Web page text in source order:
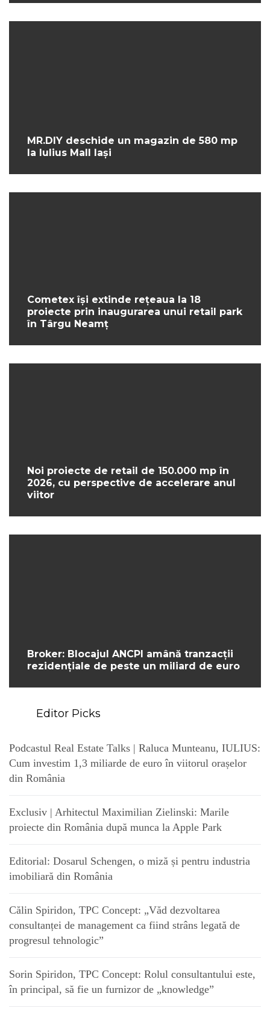
MR.DIY deschide un magazin de 580 mp
la Iulius Mall Iași
Cometex își extinde rețeaua la 18
proiecte prin inaugurarea unui retail park
în Târgu Neamț
Noi proiecte de retail de 150.000 mp în
2026, cu perspective de accelerare anul
viitor
Broker: Blocajul ANCPI amână tranzacții
rezidențiale de peste un miliard de euro
Editor Picks
Podcastul Real Estate Talks | Raluca Munteanu, IULIUS:
Cum investim 1,3 miliarde de euro în viitorul orașelor
din România
Exclusiv | Arhitectul Maximilian Zielinski: Marile
proiecte din România după munca la Apple Park
Editorial: Dosarul Schengen, o miză și pentru industria
imobiliară din România
Călin Spiridon, TPC Concept: „Văd dezvoltarea
consultanței de management ca fiind strâns legată de
progresul tehnologic”
Sorin Spiridon, TPC Concept: Rolul consultantului este,
în principal, să fie un furnizor de „knowledge”